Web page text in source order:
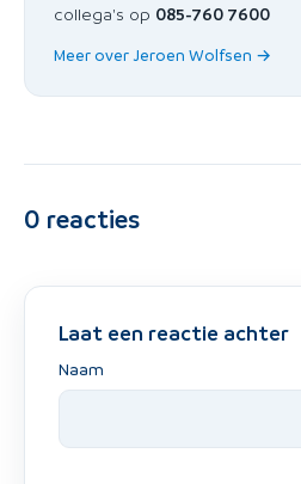
collega's op 085-760 7600
Meer over Jeroen Wolfsen →
0 reacties
Laat een reactie achter
Naam